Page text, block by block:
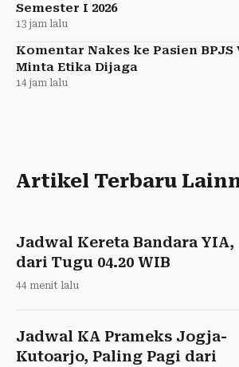
Semester I 2026
13 jam lalu
Komentar Nakes ke Pasien BPJS
Minta Etika Dijaga
14 jam lalu
Artikel Terbaru
Jadwal Kereta Bandara YIA,
dari Tugu 04.20 WIB
44 menit lalu
Jadwal KA Prameks Jogja-
Kutoarjo, Paling Pagi dari